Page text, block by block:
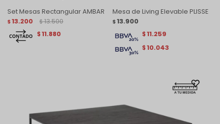
Set Mesas Rectangular AMBAR
$ 13.200 $ 13.500
$11.880
Mesa de Living Elevable PLISSE
$ 13.900
$10.043
$11.259